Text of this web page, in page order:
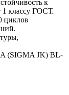
к
1 классу ГОСТ.
циклов
(SIGMA JK) BL-